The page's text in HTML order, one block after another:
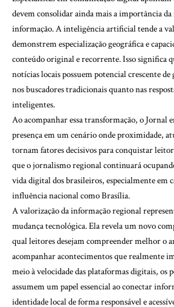
devem consolidar ainda mais a importância
informação. A inteligência artificial tende a
demonstrem especialização geográfica e
conteúdo original e recorrente. Isso significa
notícias locais possuem potencial crescente
nos buscadores tradicionais quanto nas
inteligentes.
Ao acompanhar essa transformação, o Jornal
presença em um cenário onde proximidade,
tornam fatores decisivos para conquistar
que o jornalismo regional continuará
vida digital dos brasileiros, especialmente em
influência nacional como Brasília.
A valorização da informação regional
mudança tecnológica. Ela revela um novo
qual leitores desejam compreender melhor o
acompanhar acontecimentos que realmente
meio à velocidade das plataformas digitais, os
assumem um papel essencial ao conectar
identidade local de forma responsável e